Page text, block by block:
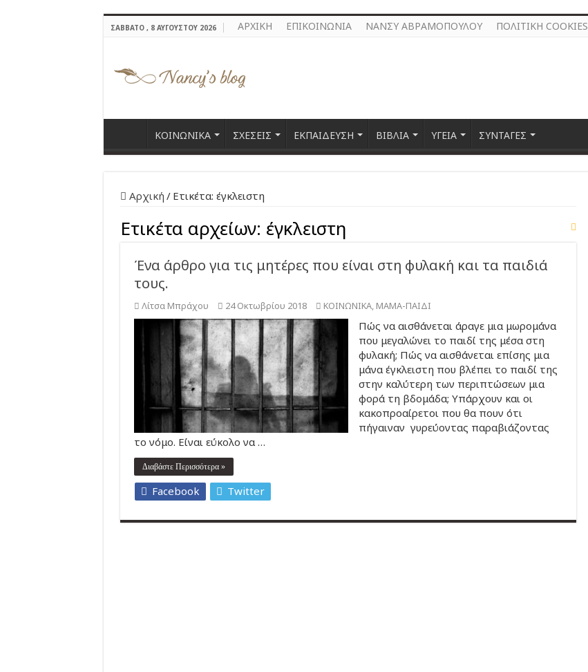
ΣΆΒΒΑΤΟ , 8 ΑΥΓΟΎΣΤΟΥ 2026 ΑΡΧΙΚΗ ΕΠΙΚΟΙΝΩΝΙΑ ΝΑΝΣΥ ΑΒΡΑΜΟΠΟΥΛΟΥ ΠΟΛΙΤΙΚΗ COOKIES
ΚΟΙΝΩΝΙΚΑ ΣΧΕΣΕΙΣ ΕΚΠΑΙΔΕΥΣΗ ΒΙΒΛΙΑ ΥΓΕΙΑ ΣΥΝΤΑΓΕΣ
Αρχική / Ετικέτα: έγκλειστη
Ετικέτα αρχείων: έγκλειστη
Ένα άρθρο για τις μητέρες που είναι στη φυλακή και τα παιδιά
τους.
Λίτσα Μπράχου 24 Οκτωβρίου 2018 ΚΟΙΝΩΝΙΚΑ, ΜΑΜΑ-ΠΑΙΔΙ
Πώς να αισθάνεται άραγε μια μωρομάνα
που μεγαλώνει το παιδί της μέσα στη
φυλακή; Πώς να αισθάνεται επίσης μια
μάνα έγκλειστη που βλέπει το παιδί της
στην καλύτερη των περιπτώσεων μια
φορά τη βδομάδα; Υπάρχουν και οι
κακοπροαίρετοι που θα πουν ότι
πήγαιναν γυρεύοντας παραβιάζοντας
το νόμο. Είναι εύκολο να …
Διαβάστε Περισσότερα »
Facebook Twitter